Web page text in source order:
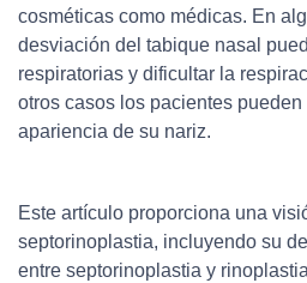
cosméticas como médicas. En
desviación del tabique nasal
respiratorias y dificultar la
otros casos los pacientes
apariencia de su nariz.
Este artículo proporciona una
septorinoplastia, incluyendo su
entre septorinoplastia y